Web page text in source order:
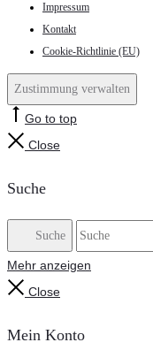
Impressum
Kontakt
Cookie-Richtlinie (EU)
Zustimmung verwalten
Go to top
Close
Suche
Suche
Mehr anzeigen
Close
Mein Konto